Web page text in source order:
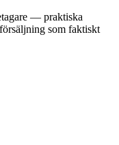
— praktiska
som faktiskt